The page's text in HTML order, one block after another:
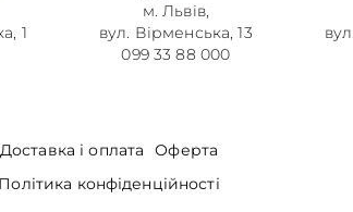
1
м. Львів,
вул. Вірменська, 13
099 33 88 000
Доставка і оплата
Оферта
Політика конфіденційності